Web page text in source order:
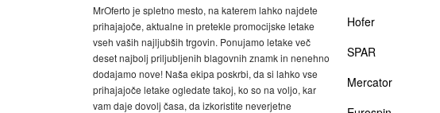
MrOferto je spletno mesto, na katerem lahko najdete
prihajajoče, aktualne in pretekle promocijske letake
vseh vaših najljubših trgovin. Ponujamo letake več
deset najbolj priljubljenih blagovnih znamk in nenehno
dodajamo nove! Naša ekipa poskrbi, da si lahko vse
prihajajoče letake ogledate takoj, ko so na voljo, kar
vam daje dovolj časa, da izkoristite neverjetne
Hofer
SPAR
Mercator